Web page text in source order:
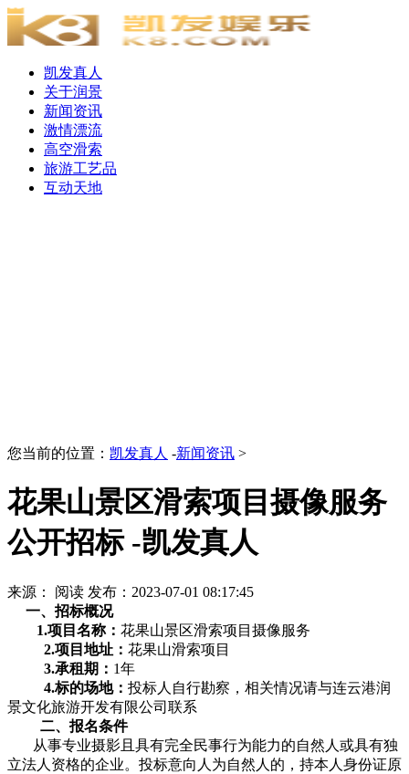
凯发真人
关于润景
新闻资讯
激情漂流
高空滑索
旅游工艺品
互动天地
您当前的位置： 凯发真人 -新闻资讯 >
花果山景区滑索项目摄像服务
公开招标 -凯发真人
来源： 阅读 发布：2023-07-01 08:17:45
一、招标概况
1.项目名称： 花果山景区滑索项目摄像服务
2.项目地址： 花果山滑索项目
3.承租期： 1年
4.标的场地： 投标人自行勘察，相关情况请与连云港润
景文化旅游开发有限公司联系
二、报名条件
从事专业摄影且具有完全民事行为能力的自然人或具有独
立法人资格的企业。投标意向人为自然人的，持本人身份证原